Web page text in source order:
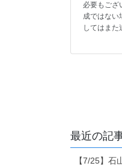
必要もござ
成ではない
してはま
最近の記
【7/25】